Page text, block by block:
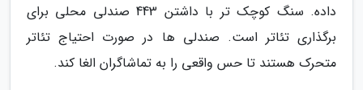
داده. سنگ کوچک تر با داشتن 443 صندلی محلی برای
برگذاری تئاتر است. صندلی ها در صورت احتیاج تئاتر
متحرک هستند تا حس واقعی را به تماشاگران الغا کند.